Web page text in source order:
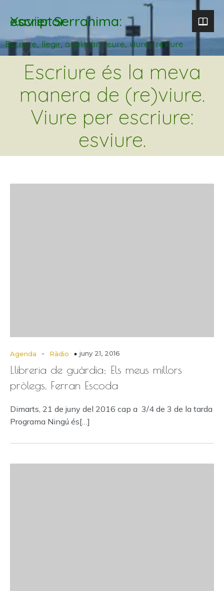
Xavier Serrahima: escriptor
Escriure, llegir, analitzar. veure, viure i reviure
Escriure és la meva
manera de (re)viure.
Viure per escriure:
esviure.
Agenda - Ràdio juny 21, 2016
Llibreria de guàrdia: Els meus millors
pròlegs, Ferran Escoda
Dimarts, 21 de juny del 2016 cap a 3/4 de 3 de la tarda
Programa Ningú és[…]